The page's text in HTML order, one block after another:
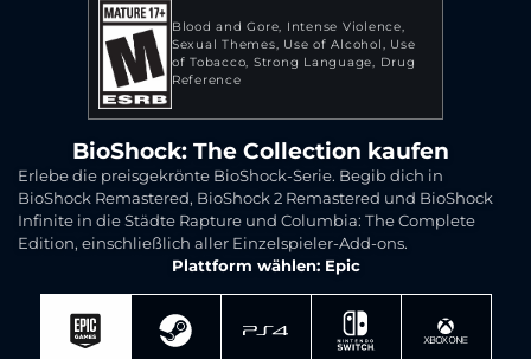
Blood and Gore Intense Violence
Sexual Themes
Use of Alcohol
Use
of Tobacco Strong Language
Drug
Reference
BioShock: The Collection kaufen
Erlebe die preisgekrönte BioShock-Serie. Begib dich in
BioShock Remastered, BioShock 2 Remastered und BioShock
Infinite in die Städte Rapture und Columbia: The Complete
Edition, einschließlich aller Einzelspieler-Add-ons.
Plattform wählen: Epic